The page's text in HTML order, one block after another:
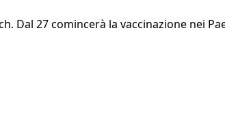
Dal 27 comincerà la vaccinazione nei